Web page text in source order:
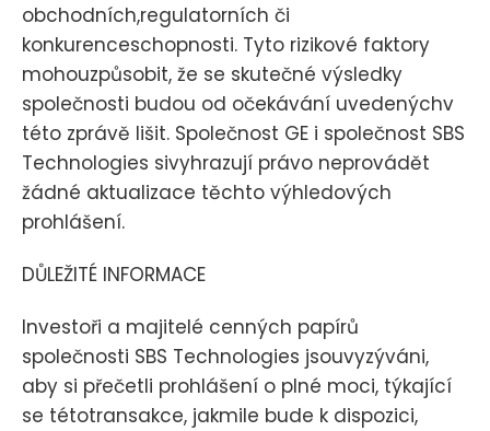
obchodních,regulatorních či
konkurenceschopnosti. Tyto rizikové faktory
mohouzpůsobit, že se skutečné výsledky
společnosti budou od očekávání uvedenýchv
této zprávě lišit. Společnost GE i společnost SBS
Technologies sivyhrazují právo neprovádět
žádné aktualizace těchto výhledových
prohlášení.
DŮLEŽITÉ INFORMACE
Investoři a majitelé cenných papírů
společnosti SBS Technologies jsouvyzýváni,
aby si přečetli prohlášení o plné moci, týkající
se tétotransakce, jakmile bude k dispozici,